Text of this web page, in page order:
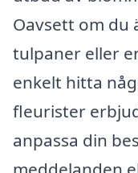
Oavsett om du
tulpaner eller
enkelt hitta
fleurister
anpassa din